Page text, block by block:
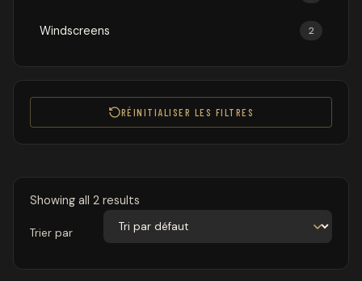
Windscreens 2
RÉINITIALISER LES FILTRES
Showing all 2 results
Trier par